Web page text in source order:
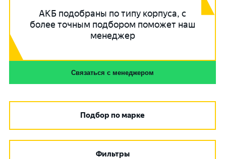
АКБ подобраны по типу корпуса, с
более точным подбором поможет наш
менеджер
Связаться с менеджером
Подбор по марке
Фильтры